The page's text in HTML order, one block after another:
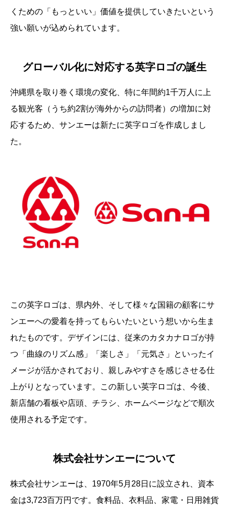
くための「もっといい」価値を提供していきたいという
強い願いが込められています。
グローバル化に対応する英字ロゴの誕生
沖縄県を取り巻く環境の変化、特に年間約1千万人に上
る観光客（うち約2割が海外からの訪問者）の増加に対
応するため、サンエーは新たに英字ロゴを作成しまし
た。
この英字ロゴは、県内外、そして様々な国籍の顧客にサ
ンエーへの愛着を持ってもらいたいという想いから生ま
れたものです。デザインには、従来のカタカナロゴが持
つ「曲線のリズム感」「楽しさ」「元気さ」といったイ
メージが活かされており、親しみやすさを感じさせる仕
上がりとなっています。この新しい英字ロゴは、今後、
新店舗の看板や店頭、チラシ、ホームページなどで順次
使用される予定です。
株式会社サンエーについて
株式会社サンエーは、1970年5月28日に設立され、資本
金は3,723百万円です。食料品、衣料品、家電・日用雑貨